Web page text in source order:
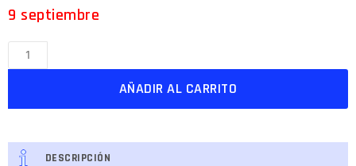
9 septiembre
AÑADIR AL CARRITO
DESCRIPCIÓN